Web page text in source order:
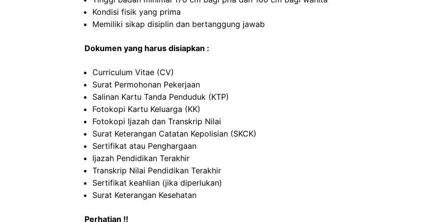
Kondisi fisik yang prima
Memiliki sikap disiplin dan bertanggung jawab
Dokumen yang harus disiapkan :
Curriculum Vitae (CV)
Surat Permohonan Pekerjaan
Salinan Kartu Tanda Penduduk (KTP)
Fotokopi Kartu Keluarga (KK)
Fotokopi Ijazah dan Transkrip Nilai
Surat Keterangan Catatan Kepolisian (SKCK)
Sertifikat atau Penghargaan
Ijazah Pendidikan Terakhir
Transkrip Nilai Pendidikan Terakhir
Sertifikat keahlian (jika diperlukan)
Surat Keterangan Kesehatan
Perhatian !!